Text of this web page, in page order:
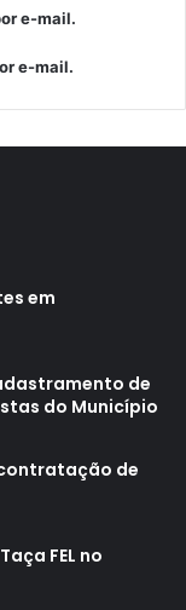
ultrapassa
a Orquestra
a proposta
município da
e-mail.
e-mail.
em
de
do Município
de
FEL no